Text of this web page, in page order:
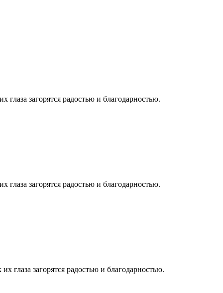
загорятся радостью и благодарностью.
загорятся радостью и благодарностью.
глаза загорятся радостью и благодарностью.